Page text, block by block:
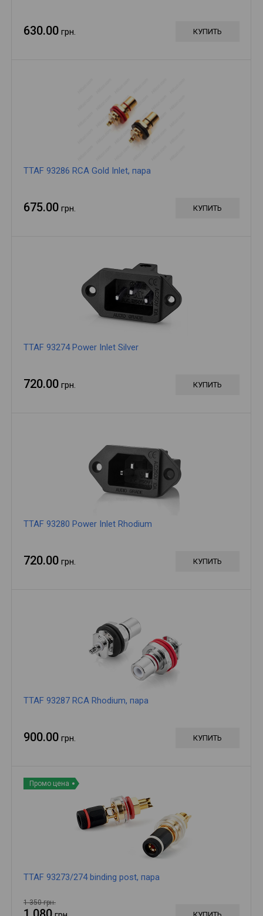
630.00 грн. КУПИТЬ
TTAF 93286 RCA Gold Inlet, пара
675.00 грн. КУПИТЬ
TTAF 93274 Power Inlet Silver
720.00 грн. КУПИТЬ
TTAF 93280 Power Inlet Rhodium
720.00 грн. КУПИТЬ
TTAF 93287 RCA Rhodium, пара
900.00 грн. КУПИТЬ
Промо цена
TTAF 93273/274 binding post, пара
1 350 грн.